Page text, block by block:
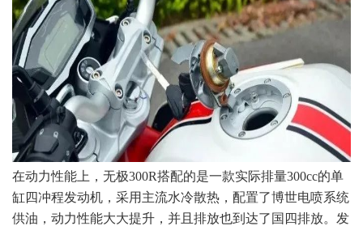
在动力性能上，无极300R搭配的是一款实际排量300cc的单
缸四冲程发动机，采用主流水冷散热，配置了博世电喷系统
供油，动力性能大大提升，并且排放也到达了国四排放。发